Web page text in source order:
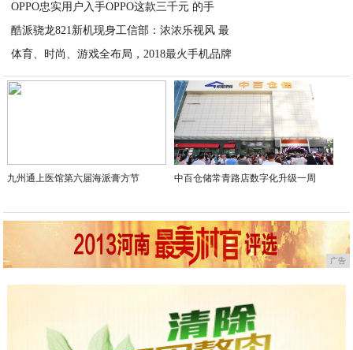
OPPO忠实用户入手OPPO这款三千元 的手
酷派骁龙821新机现身工信部：浓浓乐视风 最
体育、时尚、游戏全布局，2018最火手机品牌
2021-02-22
九州通上医馆第六届海派膏方节 中百仓储常青路店数字化升级一周
广告